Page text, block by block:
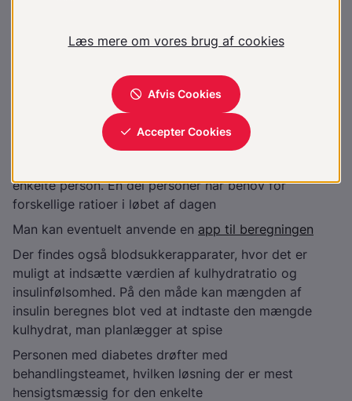
der beregnes et bud på kulhydratration og
Personen med diabetes fører derefter i en periode
omhyggeligt regnskab med, hvad der indtages, hvad
blodsukkeret var før måltid, og hvad det er efter
måltid. Ud fra disse værdier kan kulhydratration og
enkelte person. En del personer har behov for
forskellige ratioer i løbet af dagen
Man kan eventuelt anvende en app til beregningen
Der findes også blodsukkerapparater, hvor det er
muligt at indsætte værdien af kulhydratratio og
insulinfølsomhed. På den måde kan mængden af
insulin beregnes blot ved at indtaste den mængde
kulhydrat, man planlægger at spise
Personen med diabetes drøfter med
behandlingsteamet, hvilken løsning der er mest
hensigtsmæssig for den enkelte